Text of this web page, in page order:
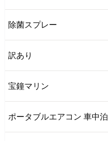
除菌スプレー
訳あり
宝鐘マリン
ポータブルエアコン 車中泊